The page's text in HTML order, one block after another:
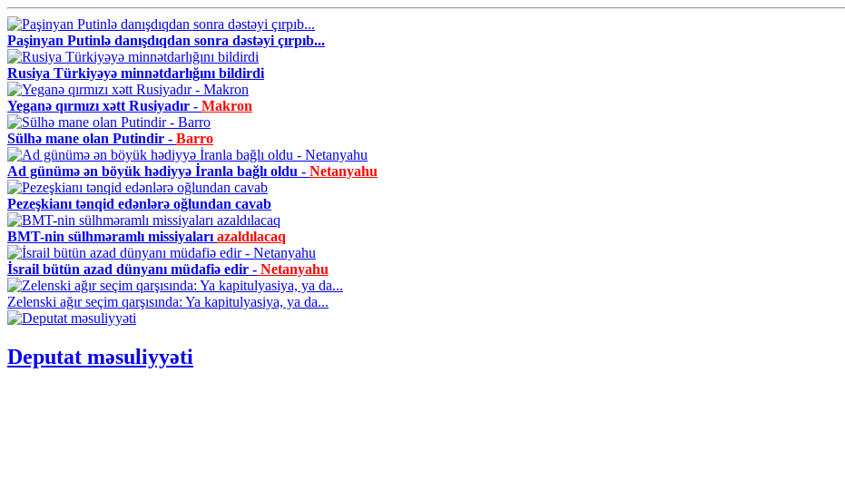
Paşinyan Putinlə danışdıqdan sonra dəstəyi çırpıb...
Rusiya Türkiyəyə minnətdarlığını bildirdi
Yeganə qırmızı xətt Rusiyadır - Makron
Sülhə mane olan Putindir - Barro
Ad günümə ən böyük hədiyyə İranla bağlı oldu - Netanyahu
Pezeşkianı tənqid edənlərə oğlundan cavab
BMT-nin sülhməramlı missiyaları azaldılacaq
İsrail bütün azad dünyanı müdafiə edir - Netanyahu
Zelenski ağır seçim qarşısında: Ya kapitulyasiya, ya da...
Deputat məsuliyyəti